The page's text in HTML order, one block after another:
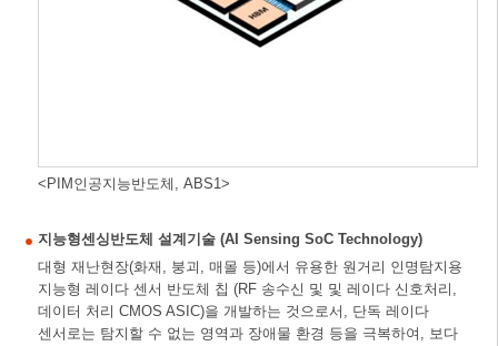
<PIM인공지능반도체, ABS1>
지능형센싱반도체 설계기술 (AI Sensing SoC Technology)
대형 재난현장(화재, 붕괴, 매몰 등)에서 유용한 원거리 인명탐지용
지능형 레이다 센서 반도체 칩 (RF 송수신 및 및 레이다 신호처리,
데이터 처리 CMOS ASIC)을 개발하는 것으로서, 단독 레이다
센서로는 탐지할 수 없는 영역과 장애물 환경 등을 극복하여, 보다